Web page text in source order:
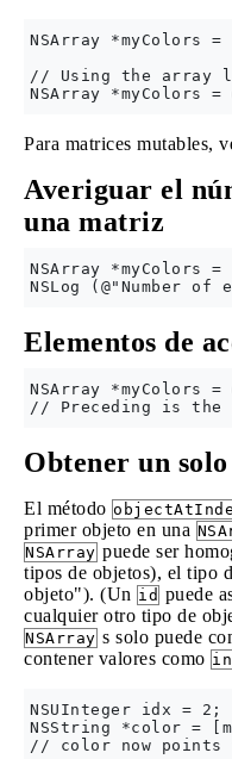
NSArray *myColors
// Using the array
Para matrices mutables,
Averiguar el
una matriz
NSArray *myColors
Elementos de
NSArray *myColors =
Obtener un
El método
primer objeto en una
NSArray puede ser
tipos de objetos), el tipo
objeto"). (Un id puede
cualquier otro tipo de
NSArray s solo puede
contener valores como
NSUInteger idx = 2;
NSString *color =